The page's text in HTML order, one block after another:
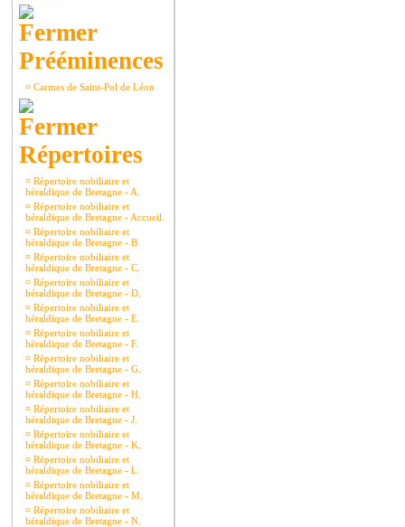
Prééminences
¤ Carmes de Saint-Pol de Léon
Répertoires
¤ Répertoire nobiliaire et
héraldique de Bretagne - A.
¤ Répertoire nobiliaire et
héraldique de Bretagne - Accueil.
¤ Répertoire nobiliaire et
héraldique de Bretagne - B.
¤ Répertoire nobiliaire et
héraldique de Bretagne - C.
¤ Répertoire nobiliaire et
héraldique de Bretagne - D.
¤ Répertoire nobiliaire et
héraldique de Bretagne - E.
¤ Répertoire nobiliaire et
héraldique de Bretagne - F.
¤ Répertoire nobiliaire et
héraldique de Bretagne - G.
¤ Répertoire nobiliaire et
héraldique de Bretagne - H.
¤ Répertoire nobiliaire et
héraldique de Bretagne - J.
¤ Répertoire nobiliaire et
héraldique de Bretagne - K.
¤ Répertoire nobiliaire et
héraldique de Bretagne - L.
¤ Répertoire nobiliaire et
héraldique de Bretagne - M.
¤ Répertoire nobiliaire et
héraldique de Bretagne - N.